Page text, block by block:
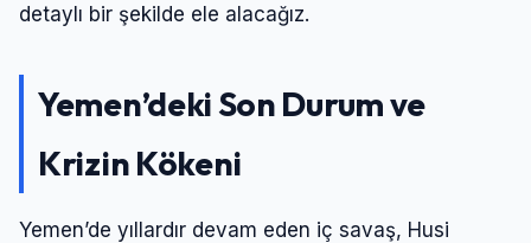
detaylı bir şekilde ele alacağız.
Yemen’deki Son Durum ve
Krizin Kökeni
Yemen’de yıllardır devam eden iç savaş, Husi